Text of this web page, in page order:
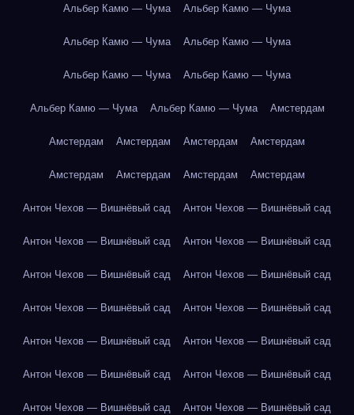
Альбер Камю — Чума Альбер Камю — Чума
Альбер Камю — Чума Альбер Камю — Чума
Альбер Камю — Чума Альбер Камю — Чума
Альбер Камю — Чума Альбер Камю — Чума Амстердам
Амстердам Амстердам Амстердам Амстердам
Амстердам Амстердам Амстердам Амстердам
Антон Чехов — Вишнёвый сад Антон Чехов — Вишнёвый сад
Антон Чехов — Вишнёвый сад Антон Чехов — Вишнёвый сад
Антон Чехов — Вишнёвый сад Антон Чехов — Вишнёвый сад
Антон Чехов — Вишнёвый сад Антон Чехов — Вишнёвый сад
Антон Чехов — Вишнёвый сад Антон Чехов — Вишнёвый сад
Антон Чехов — Вишнёвый сад Антон Чехов — Вишнёвый сад
Антон Чехов — Вишнёвый сад Антон Чехов — Вишнёвый сад